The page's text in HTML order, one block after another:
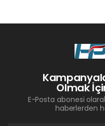
Olmak
E-Posta abonesi
haberlerden